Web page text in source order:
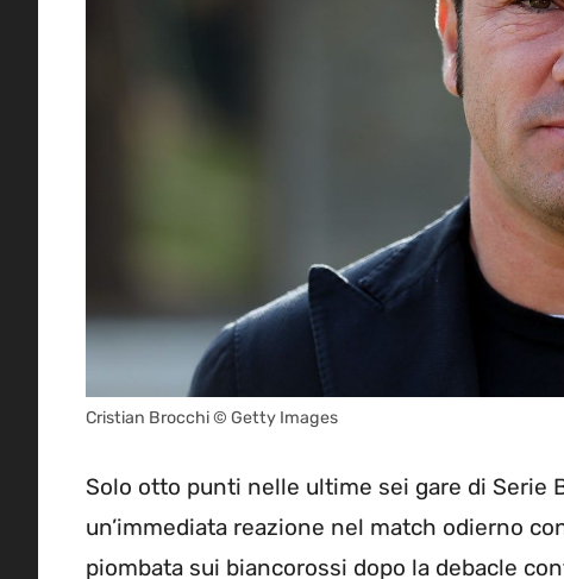
Cristian Brocchi © Getty Images
Solo otto punti nelle ultime sei gare di Serie
un’immediata reazione nel match odierno
piombata sui biancorossi dopo la debacle